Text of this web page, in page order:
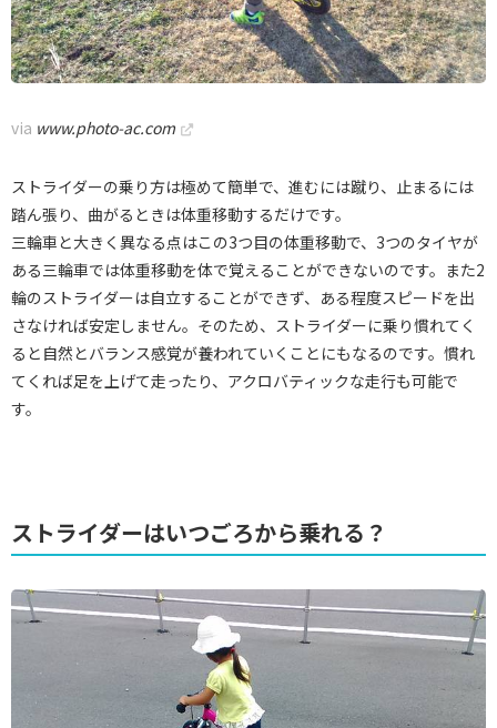
via www.photo-ac.com
ストライダーの乗り方は極めて簡単で、進むには蹴り、止まるには
踏ん張り、曲がるときは体重移動するだけです。
三輪車と大きく異なる点はこの3つ目の体重移動で、3つのタイヤが
ある三輪車では体重移動を体で覚えることができないのです。また2
輪のストライダーは自立することができず、ある程度スピードを出
さなければ安定しません。そのため、ストライダーに乗り慣れてく
ると自然とバランス感覚が養われていくことにもなるのです。慣れ
てくれば足を上げて走ったり、アクロバティックな走行も可能で
す。
ストライダーはいつごろから乗れる？